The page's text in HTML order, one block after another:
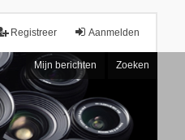
Aanmelden
Registreer
Mijn berichten Zoeken